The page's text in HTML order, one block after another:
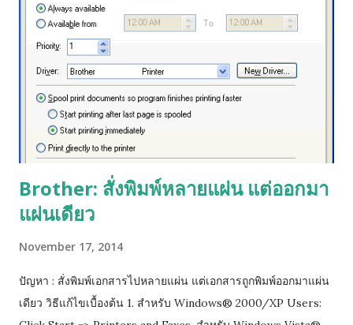
Brother: สั่งพิมพ์หลายแผ่น แต่ออกมา
แผ่นเดียว
November 17, 2014
ปัญหา : สั่งพิมพ์เอกสารไปหลายแผ่น แต่เอกสารถูกพิมพ์ออกมาแผ่น
เดียว วิธีแก้ไขเบื้องต้น 1. สำหรับ Windows® 2000/XP Users: